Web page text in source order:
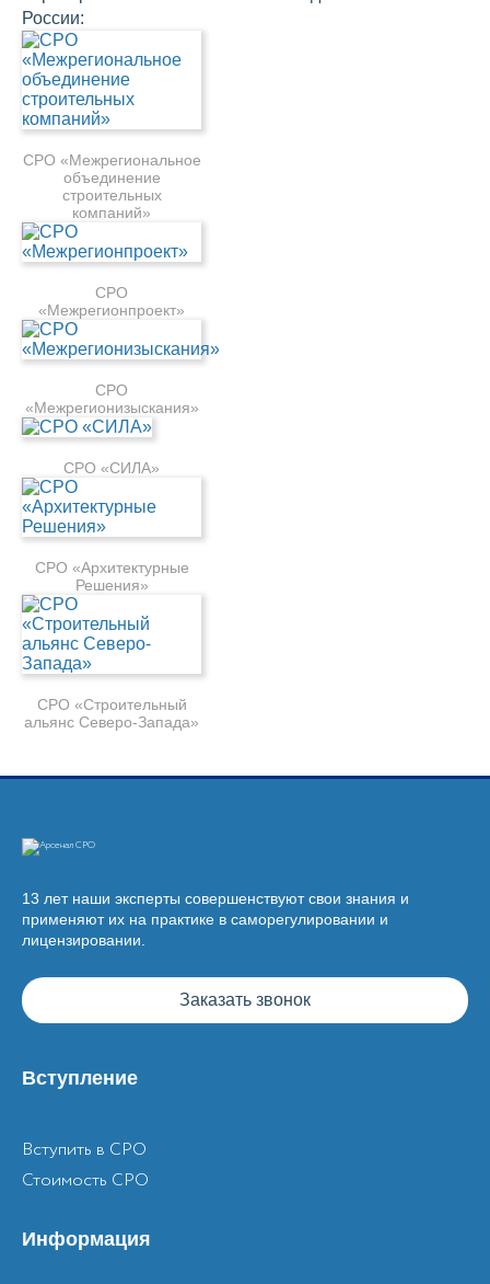
России:
СРО «Межрегиональное
объединение
строительных
компаний»
СРО
«Межрегионпроект»
СРО
«Межрегионизыскания»
СРО «СИЛА»
СРО «Архитектурные
Решения»
СРО «Строительный
альянс Северо-Запада»
13 лет наши эксперты совершенствуют свои знания и
применяют их на практике в саморегулировании и
лицензировании.
Заказать звонок
Вступление
Вступить в СРО
Стоимость СРО
Информация